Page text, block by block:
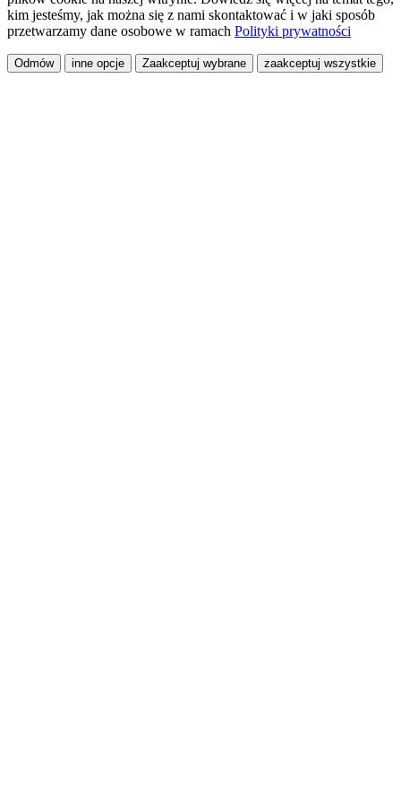
kim jesteśmy, jak można się z nami skontaktować i w jaki sposób
przetwarzamy dane osobowe w ramach Polityki prywatności
Odmów inne opcje Zaakceptuj wybrane zaakceptuj wszystkie